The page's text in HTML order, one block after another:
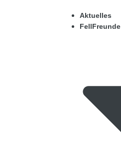
Aktuelles
FellFreunde